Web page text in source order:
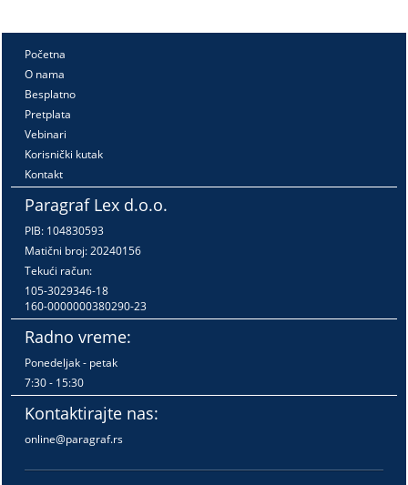
Početna
O nama
Besplatno
Pretplata
Vebinari
Korisnički kutak
Kontakt
Paragraf Lex d.o.o.
PIB: 104830593
Matični broj: 20240156
Tekući račun:
105-3029346-18
160-0000000380290-23
Radno vreme:
Ponedeljak - petak
7:30 - 15:30
Kontaktirajte nas:
online@paragraf.rs